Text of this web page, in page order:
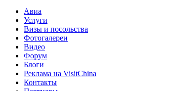
Авиа
Услуги
Визы и посольства
Фотогалереи
Видео
Форум
Блоги
Реклама на VisitChina
Контакты